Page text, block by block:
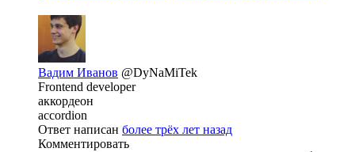
Вадим Иванов @DyNaMiTek
Frontend developer
аккордеон
accordion
Ответ написан более трёх лет назад
Комментировать